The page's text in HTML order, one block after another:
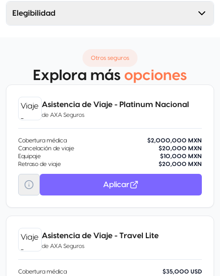
Elegibilidad
Otros seguros
Explora más opciones
Asistencia de Viaje - Platinum Nacional
de AXA Seguros
Cobertura médica
$2,000,000 MXN
Cancelación de viaje
$20,000 MXN
Equipaje
$10,000 MXN
Retraso de viaje
$20,000 MXN
Aplicar
Asistencia de Viaje - Travel Lite
de AXA Seguros
Cobertura médica
$35,000 USD